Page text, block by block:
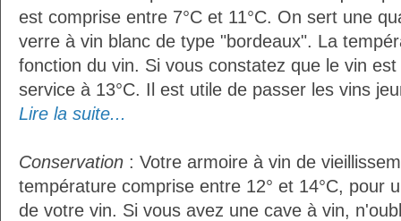
est comprise entre 7°C et 11°C. On sert une
verre à vin blanc de type "bordeaux". La
fonction du vin. Si vous constatez que le vin
service à 13°C. Il est utile de passer les vins
Lire la suite...
Conservation : Votre armoire à vin de
température comprise entre 12° et 14°C, pour
de votre vin. Si vous avez une cave à vin,